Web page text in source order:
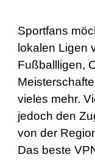
Sportfans
lokalen Ligen
Fußballligen,
vieles mehr.
jedoch den
von der
Das beste